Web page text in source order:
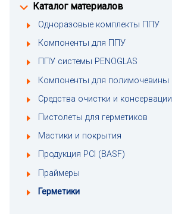
Каталог материалов
Одноразовые комплекты ППУ
Компоненты для ППУ
ППУ системы PENOGLAS
Компоненты для полимочевины
Средства очистки и консервации
Пистолеты для герметиков
Мастики и покрытия
Продукция PCI (BASF)
Праймеры
Герметики